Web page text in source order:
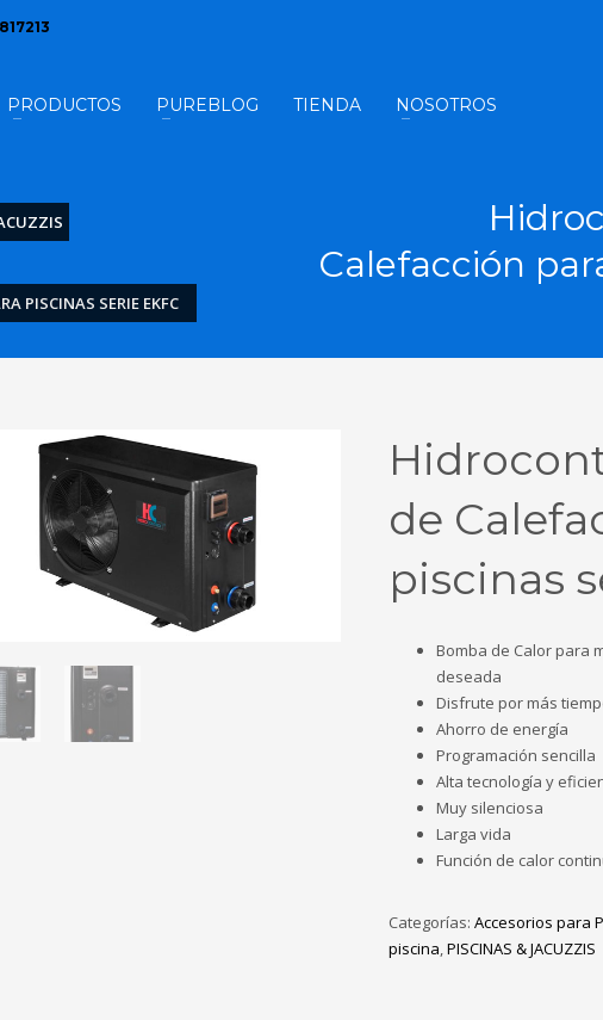
PRODUCTOS PUREBLOG TIENDA NOSOTROS
PISCINAS SERIE EKFC
Calefacción
de
piscinas
Bomba de Calor para
deseada
Disfrute por más
Ahorro de energía
Programación sencilla
Alta tecnología y
Muy silenciosa
Larga vida
Función de calor
Categorías:Accesorios para
piscina,PISCINAS & JACUZZIS